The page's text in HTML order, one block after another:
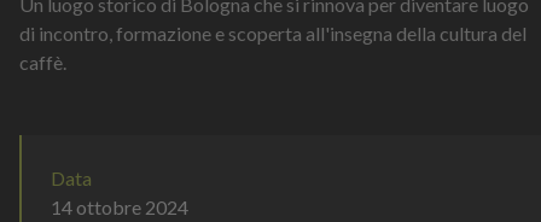
di incontro, formazione e scoperta all'insegna della cultura del
caffè.
Data
14 ottobre 2024